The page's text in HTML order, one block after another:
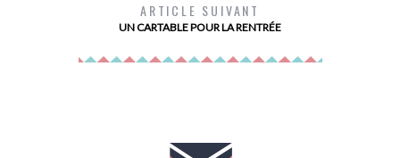
ARTICLE SUIVANT
UN CARTABLE POUR LA RENTRÉE